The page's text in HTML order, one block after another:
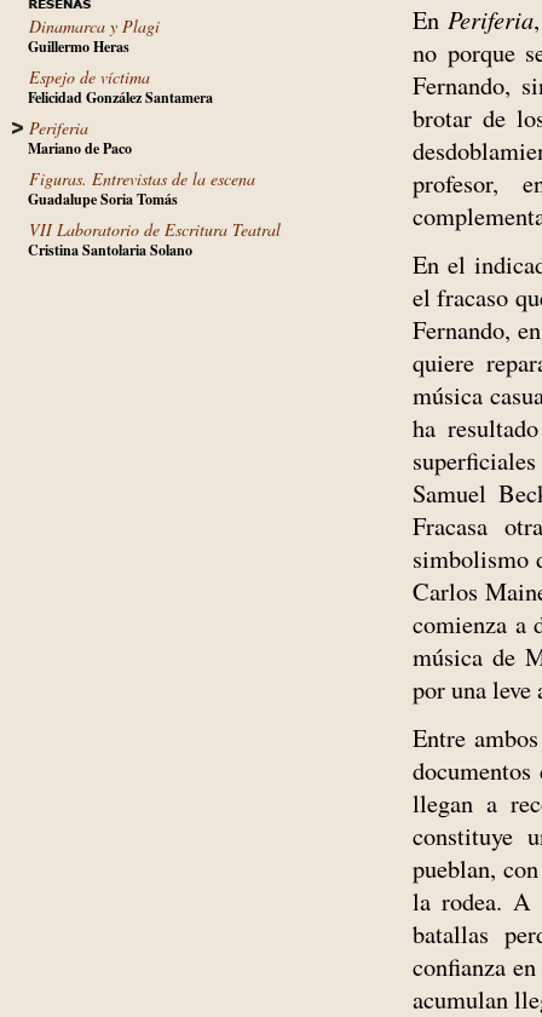
Dinamarca y Plagi
Guillermo Heras
Espejo de víctima
Felicidad González Santamera
Periferia
Mariano de Paco
Figuras. Entrevistas de la escena
Guadalupe Soria Tomás
VII Laboratorio de Escritura Teatral
Cristina Santolaria Solano
En Periferia
no porque
Fernando,
brotar de
profesor,
En el
el fracaso
Fernando,
quiere
música
ha
Samuel
Fracasa
simbolismo
Carlos
comienza a
música de
por una
Entre
llegan a
constituye
pueblan,
la rodea. A
batallas
confianza
acumulan